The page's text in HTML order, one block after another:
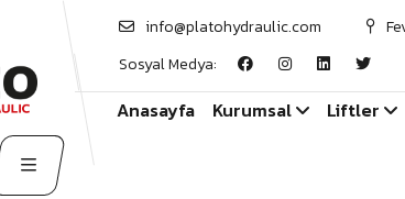
info@platohydraulic.com
Sosyal Medya:
Anasayfa Kurumsal Liftler